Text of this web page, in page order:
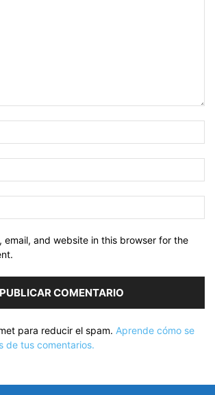
email, and website in this browser for the
para reducir el spam. Aprende cómo se
de tus comentarios.